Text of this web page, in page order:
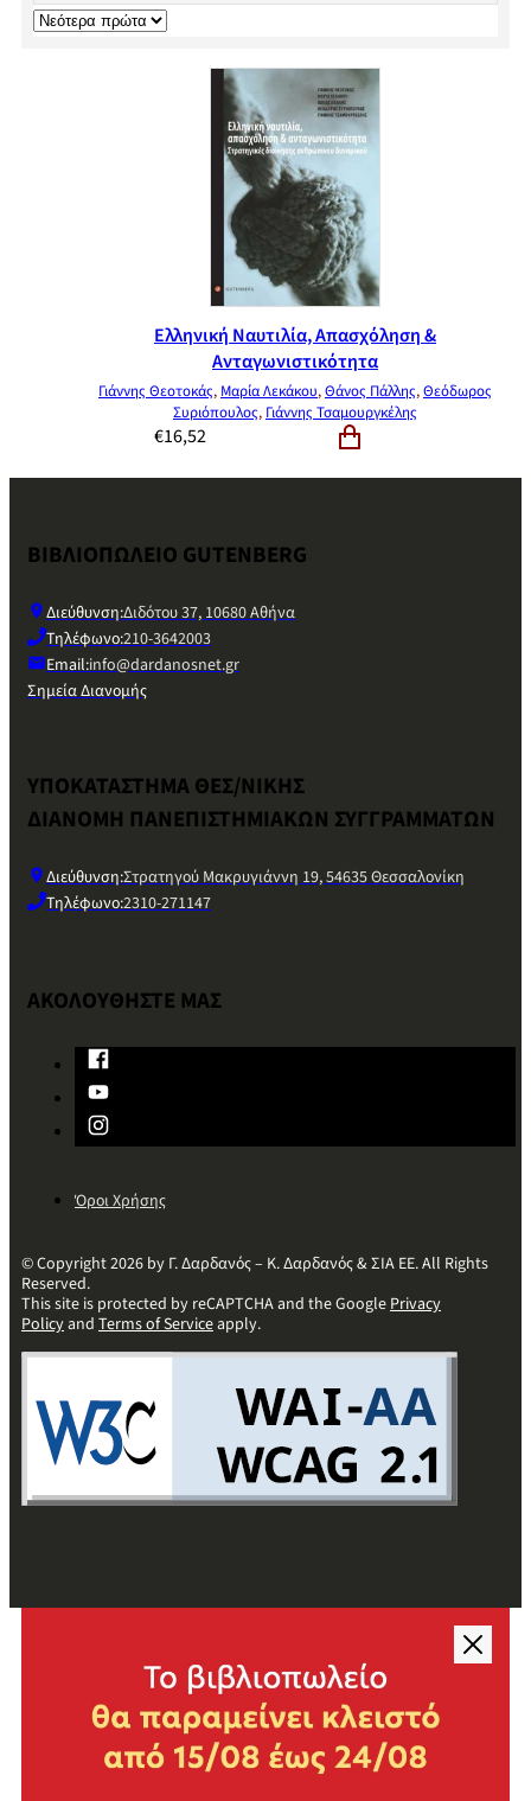
Ελληνική Ναυτιλία, Απασχόληση &
Ανταγωνιστικότητα
Γιάννης Θεοτοκάς, Μαρία Λεκάκου,Θάνος Πάλλης,Θεόδωρος
Συριόπουλος, Γιάννης Τσαμουργκέλης
€16,52
ΒΙΒΛΙΟΠΩΛΕΙΟ GUTENBERG
Διεύθυνση:Διδότου 37, 10680 Αθήνα
Τηλέφωνο:210-3642003
Email:info@dardanosnet.gr
Σημεία Διανομής
ΥΠΟΚΑΤΑΣΤΗΜΑ ΘΕΣ/ΝΙΚΗΣ
ΔΙΑΝΟΜΗ ΠΑΝΕΠΙΣΤΗΜΙΑΚΩΝ ΣΥΓΓΡΑΜΜΑΤΩΝ
Διεύθυνση:Στρατηγού Μακρυγιάννη 19, 54635 Θεσσαλονίκη
Τηλέφωνο:2310-271147
ΑΚΟΛΟΥΘΗΣΤΕ ΜΑΣ
Όροι Χρήσης
© Copyright 2026 by Γ. Δαρδανός – Κ. Δαρδανός & ΣΙΑ ΕΕ. All Rights
Reserved.
This site is protected by reCAPTCHA and the GooglePrivacy
Policyand Terms of Serviceapply.